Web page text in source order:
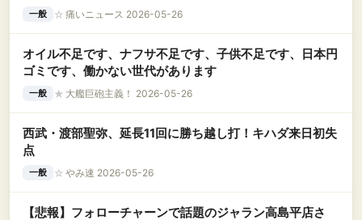
一般 ☆ 痛いニュース 2026-05-26
オイル不足です、ナフサ不足です、子供不足です、日本円
ゴミです、働かない世代があります
一般 ★ 大艦巨砲主義！ 2026-05-26
西武・渡部聖弥、延長11回に勝ち越し打！キハダ来日初失
点
一般 ☆ やみ速 2026-05-26
【悲報】フォローチャーンで話題のジャラン高島平店さ